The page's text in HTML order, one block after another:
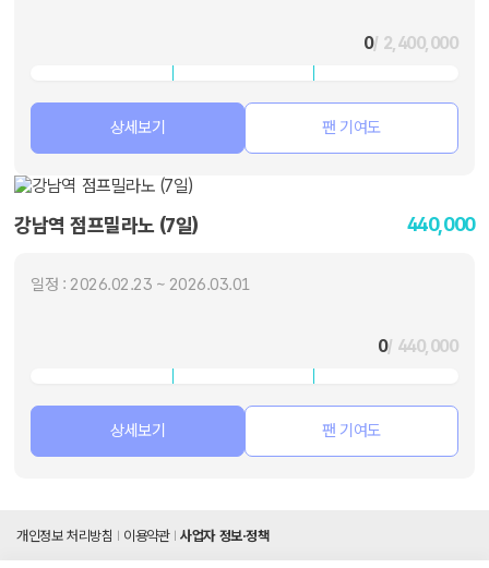
0/ 2,400,000
상세보기 팬 기여도
강남역 점프밀라노 (7일) 440,000
일정 : 2026.02.23 ~ 2026.03.01
0/ 440,000
상세보기 팬 기여도
개인정보 처리방침 이용약관 사업자 정보·정책